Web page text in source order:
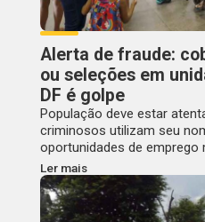
Alerta de fraude:
ou seleções em
DF é golpe
População deve estar
criminosos utilizam seu
oportunidades de emprego
Ler mais